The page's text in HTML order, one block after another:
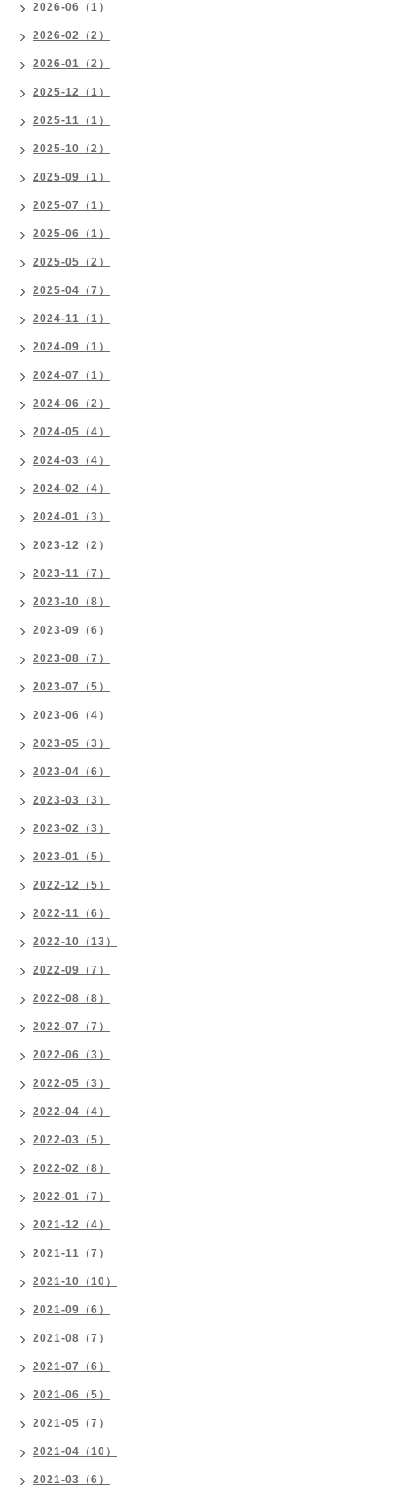
2026-06（1）
2026-02（2）
2026-01（2）
2025-12（1）
2025-11（1）
2025-10（2）
2025-09（1）
2025-07（1）
2025-06（1）
2025-05（2）
2025-04（7）
2024-11（1）
2024-09（1）
2024-07（1）
2024-06（2）
2024-05（4）
2024-03（4）
2024-02（4）
2024-01（3）
2023-12（2）
2023-11（7）
2023-10（8）
2023-09（6）
2023-08（7）
2023-07（5）
2023-06（4）
2023-05（3）
2023-04（6）
2023-03（3）
2023-02（3）
2023-01（5）
2022-12（5）
2022-11（6）
2022-10（13）
2022-09（7）
2022-08（8）
2022-07（7）
2022-06（3）
2022-05（3）
2022-04（4）
2022-03（5）
2022-02（8）
2022-01（7）
2021-12（4）
2021-11（7）
2021-10（10）
2021-09（6）
2021-08（7）
2021-07（6）
2021-06（5）
2021-05（7）
2021-04（10）
2021-03（6）